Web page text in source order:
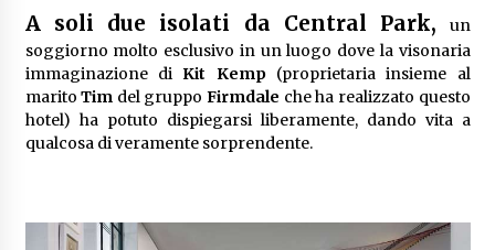
A soli due isolati da Central Park, un
soggiorno molto esclusivo in un luogo dove la visonaria
immaginazione diKit Kemp(proprietaria insieme al
maritoTim del gruppo Firmdale che ha realizzato questo
hotel) ha potuto dispiegarsi liberamente, dando vita a
qualcosa di veramente sorprendente.